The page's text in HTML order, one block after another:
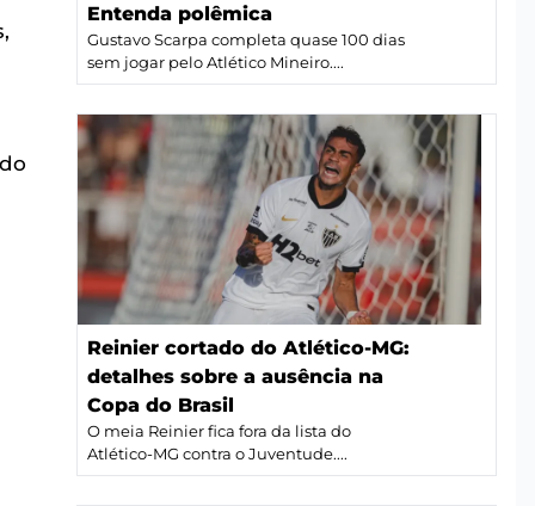
Entenda polêmica
Gustavo Scarpa completa quase 100 dias
sem jogar pelo Atlético Mineiro....
Reinier cortado do Atlético-MG:
detalhes sobre a ausência na
Copa do Brasil
O meia Reinier fica fora da lista do
Atlético-MG contra o Juventude....